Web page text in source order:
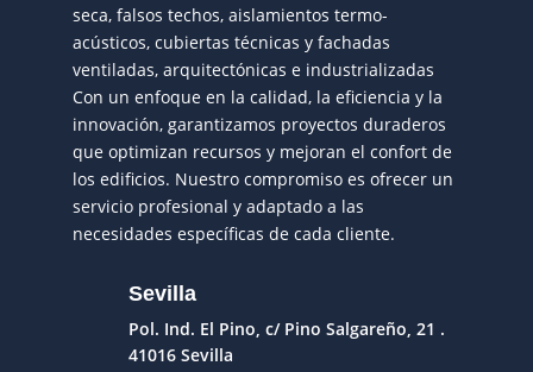
seca, falsos techos, aislamientos termo-
acústicos, cubiertas técnicas y fachadas
ventiladas, arquitectónicas e industrializadas
Con un enfoque en la calidad, la eficiencia y la
innovación, garantizamos proyectos duraderos
que optimizan recursos y mejoran el confort de
los edificios. Nuestro compromiso es ofrecer un
servicio profesional y adaptado a las
necesidades específicas de cada cliente.
Sevilla
Pol. Ind. El Pino, c/ Pino Salgareño, 21 .
41016 Sevilla